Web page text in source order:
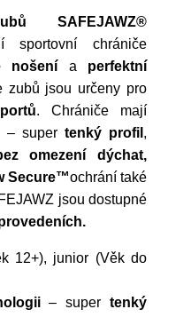
SAFEJAWZ®
sportovní chrániče
nošení a perfektní
zubů jsou určeny pro
. Chrániče mají
– super tenký profil ,
omezení dýchat,
Secure™ochrání také
jsou dostupné
12+), junior (Věk do
– super tenký